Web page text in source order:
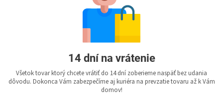
14 dní na vrátenie
Všetok tovar ktorý chcete vrátiť do 14 dní zoberieme naspäť bez udania
dôvodu. Dokonca Vám zabezpečíme aj kuriéra na prevzatie tovaru až k Vám
domov!